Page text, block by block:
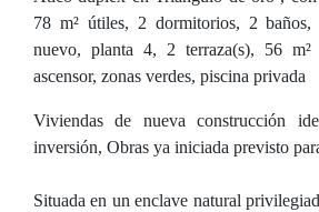
78 m² útiles, 2 dormitorios, 2 baños,
nuevo, planta 4, 2 terraza(s), 56 m²
ascensor, zonas verdes, piscina privada
Viviendas de nueva construcción
inversión, Obras ya iniciada previsto
Situada en un enclave natural